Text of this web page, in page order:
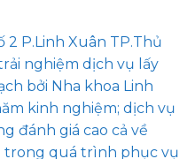
2 P.Linh Xuân TP.Thủ
nghiệm dịch vụ lấy
bởi Nha khoa Linh
kinh nghiệm; dịch vụ
đánh giá cao cả về
trong quá trình phục vụ